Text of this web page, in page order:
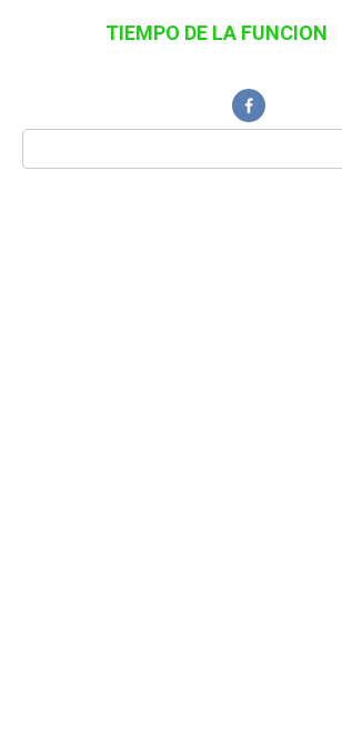
TIEMPO DE LA FUNCION
Поиск: